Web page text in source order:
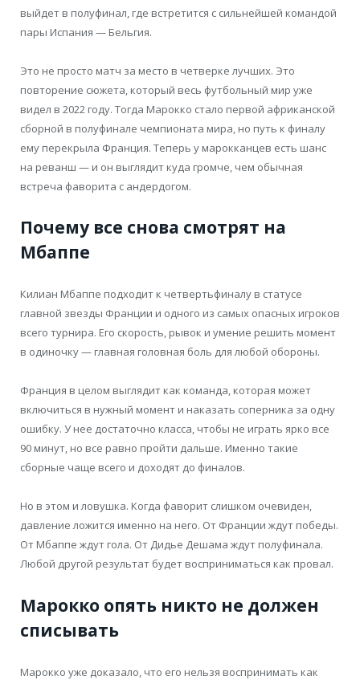
выйдет в полуфинал, где встретится с сильнейшей командой
пары Испания — Бельгия.
Это не просто матч за место в четверке лучших. Это
повторение сюжета, который весь футбольный мир уже
видел в 2022 году. Тогда Марокко стало первой африканской
сборной в полуфинале чемпионата мира, но путь к финалу
ему перекрыла Франция. Теперь у марокканцев есть шанс
на реванш — и он выглядит куда громче, чем обычная
встреча фаворита с андердогом.
Почему все снова смотрят на
Мбаппе
Килиан Мбаппе подходит к четвертьфиналу в статусе
главной звезды Франции и одного из самых опасных игроков
всего турнира. Его скорость, рывок и умение решить момент
в одиночку — главная головная боль для любой обороны.
Франция в целом выглядит как команда, которая может
включиться в нужный момент и наказать соперника за одну
ошибку. У нее достаточно класса, чтобы не играть ярко все
90 минут, но все равно пройти дальше. Именно такие
сборные чаще всего и доходят до финалов.
Но в этом и ловушка. Когда фаворит слишком очевиден,
давление ложится именно на него. От Франции ждут победы.
От Мбаппе ждут гола. От Дидье Дешама ждут полуфинала.
Любой другой результат будет восприниматься как провал.
Марокко опять никто не должен
списывать
Марокко уже доказало, что его нельзя воспринимать как